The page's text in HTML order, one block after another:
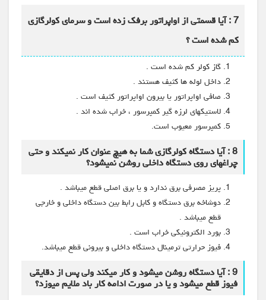
7 : آیا قسمتی از اواپراتور برفک زده است و سرمای کولرگازی
کم شده است ؟
گاز کولر کم شده است .
داخل لوله ها کثیف هستند .
صافی اواپراتور یا بیرون اواپراتور کثیف است .
لاستیکهای لرزه گیر کمپرسور ، خراب شده اند .
کمپرسور معیوب است.
8 : آیا دستگاه کولرگازی شما به هیچ عنوان کار نمیکند و حتی
چراغهای روی دستگاه داخلی روشن نمیشود؟
پریز مصرفی برق ندارد و یا برق اصلی قطع میباشد .
دوشاخه برق دستگاه و کابل رابط بین دستگاه داخلی و خارجی
قطع میباشد .
بورد الکترونیکی خراب است .
فیوز حرارتی ترمینال دستگاه داخلی و بیرونی قطع میباشد.
9 : آیا دستگاه روشن میشود و کار میکند ولی پس از دقایقی
فیوز قطع میشود و یا در صورت ادامه کار باد ملایم میوزد؟